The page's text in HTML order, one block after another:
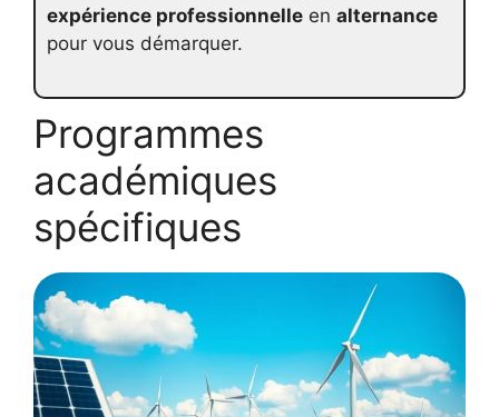
expérience professionnelle en alternance
pour vous démarquer.
Programmes
académiques
spécifiques